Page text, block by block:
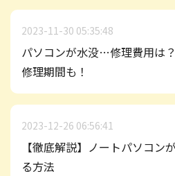
2023-11-30 05:35:48
パソコンが水没…修理費用は
修理期間も！
2023-12-26 06:56:41
【徹底解説】ノートパソコン
る方法